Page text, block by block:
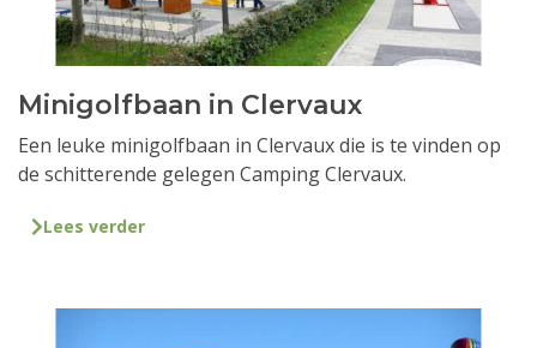
Minigolfbaan in Clervaux
Een leuke minigolfbaan in Clervaux die is te vinden op
de schitterende gelegen Camping Clervaux.
Lees verder